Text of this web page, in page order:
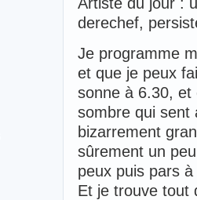
derechef,
Je programme
et que je peux
sonne à 6.30, et
sombre qui sent
bizarrement
sûrement un
peux puis pars
Et je trouve tout